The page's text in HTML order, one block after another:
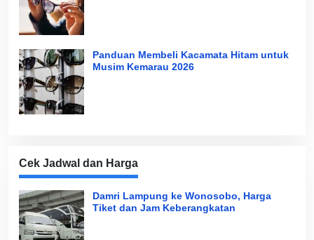
Panduan Membeli Kacamata Hitam untuk
Musim Kemarau 2026
Cek Jadwal dan Harga
Damri Lampung ke Wonosobo, Harga
Tiket dan Jam Keberangkatan